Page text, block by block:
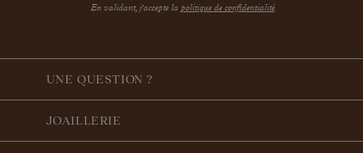
En validant, j'accepte la politique de confidentialité
UNE QUESTION ?
JOAILLERIE